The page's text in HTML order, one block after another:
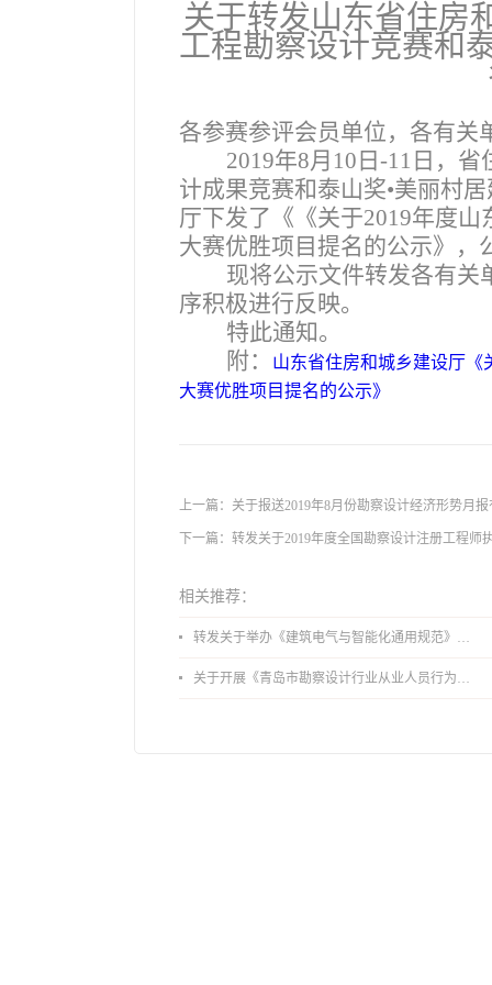
关于转发山东省住房
工程勘察设计竞赛和
各参赛参评会员单位，各有关
2019年8月10日-11日，
计成果竞赛和泰山奖•美丽村
厅下发了《《关于2019年度
大赛优胜项目提名的公示》，
现将公示文件转发各有关
序积极进行反映。
特此通知。
附：
山东省住房和城乡建设厅《
大赛优胜项目提名的公示》
上一篇： 关于报送2019年8月份勘察设计经济形势月
下一篇： 转发关于2019年度全国勘察设计注册工程师
相关推荐：
转发关于举办《建筑电气与智能化通用规范》 GB55024-2022公益宣贯的通知
关于开展《青岛市勘察设计行业从业人员行为导则》、《青岛市住宅工程设计审查品质提升指引（2026版）》宣贯活动的通知